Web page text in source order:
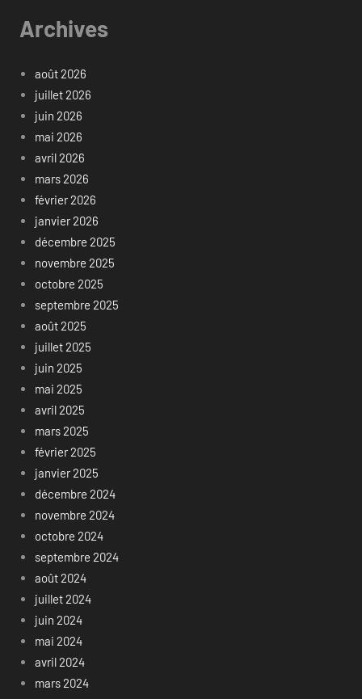
Archives
août 2026
juillet 2026
juin 2026
mai 2026
avril 2026
mars 2026
février 2026
janvier 2026
décembre 2025
novembre 2025
octobre 2025
septembre 2025
août 2025
juillet 2025
juin 2025
mai 2025
avril 2025
mars 2025
février 2025
janvier 2025
décembre 2024
novembre 2024
octobre 2024
septembre 2024
août 2024
juillet 2024
juin 2024
mai 2024
avril 2024
mars 2024